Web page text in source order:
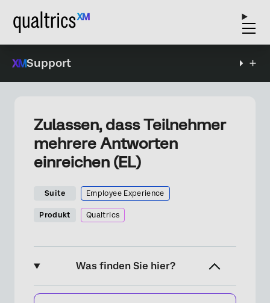
Support
Zulassen, dass Teilnehmer
mehrere Antworten
einreichen (EL)
Suite Employee Experience
Produkt Qualtrics
Was finden Sie hier?
Informationen zum Zulassen, dass